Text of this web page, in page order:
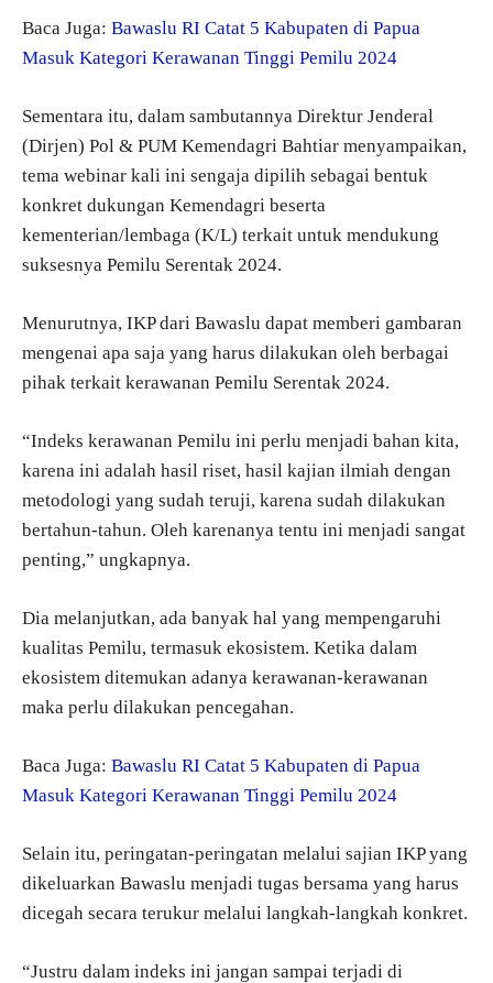
Baca Juga: Bawaslu RI Catat 5 Kabupaten di Papua
Masuk Kategori Kerawanan Tinggi Pemilu 2024
Sementara itu, dalam sambutannya Direktur Jenderal
(Dirjen) Pol & PUM Kemendagri Bahtiar menyampaikan,
tema webinar kali ini sengaja dipilih sebagai bentuk
konkret dukungan Kemendagri beserta
kementerian/lembaga (K/L) terkait untuk mendukung
suksesnya Pemilu Serentak 2024.
Menurutnya, IKP dari Bawaslu dapat memberi gambaran
mengenai apa saja yang harus dilakukan oleh berbagai
pihak terkait kerawanan Pemilu Serentak 2024.
“Indeks kerawanan Pemilu ini perlu menjadi bahan kita,
karena ini adalah hasil riset, hasil kajian ilmiah dengan
metodologi yang sudah teruji, karena sudah dilakukan
bertahun-tahun. Oleh karenanya tentu ini menjadi sangat
penting,” ungkapnya.
Dia melanjutkan, ada banyak hal yang mempengaruhi
kualitas Pemilu, termasuk ekosistem. Ketika dalam
ekosistem ditemukan adanya kerawanan-kerawanan
maka perlu dilakukan pencegahan.
Baca Juga: Bawaslu RI Catat 5 Kabupaten di Papua
Masuk Kategori Kerawanan Tinggi Pemilu 2024
Selain itu, peringatan-peringatan melalui sajian IKP yang
dikeluarkan Bawaslu menjadi tugas bersama yang harus
dicegah secara terukur melalui langkah-langkah konkret.
“Justru dalam indeks ini jangan sampai terjadi di